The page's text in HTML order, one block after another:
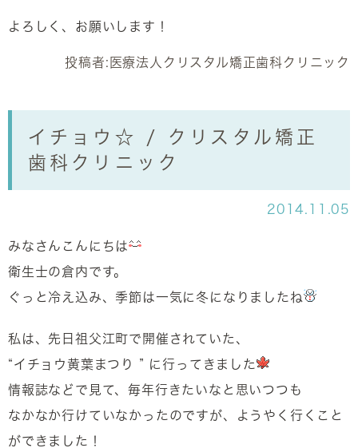
よろしく、お願いします！
投稿者: 医療法人クリスタル矯正歯科クリニック
イチョウ☆ / クリスタル矯正
歯科クリニック
2014.11.05
みなさんこんにちは
衛生士の倉内です。
ぐっと冷え込み、季節は一気に冬になりましたね
私は、先日祖父江町で開催されていた、
“イチョウ黄葉まつり ” に行ってきました
情報誌などで見て、毎年行きたいなと思いつつも
なかなか行けていなかったのですが、ようやく行くこと
ができました！